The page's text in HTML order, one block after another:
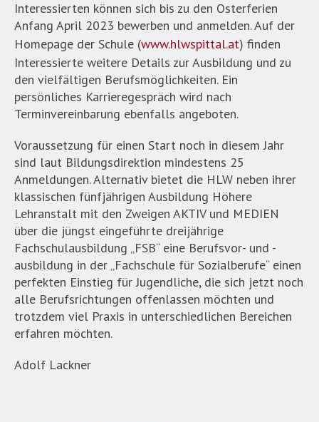
Interessierten können sich bis zu den Osterferien
Anfang April 2023 bewerben und anmelden. Auf der
Homepage der Schule (www.hlwspittal.at) finden
Interessierte weitere Details zur Ausbildung und zu
den vielfältigen Berufsmöglichkeiten. Ein
persönliches Karrieregespräch wird nach
Terminvereinbarung ebenfalls angeboten.
Voraussetzung für einen Start noch in diesem Jahr
sind laut Bildungsdirektion mindestens 25
Anmeldungen. Alternativ bietet die HLW neben ihrer
klassischen fünfjährigen Ausbildung Höhere
Lehranstalt mit den Zweigen AKTIV und MEDIEN
über die jüngst eingeführte dreijährige
Fachschulausbildung „FSB“ eine Berufsvor- und -
ausbildung in der „Fachschule für Sozialberufe“ einen
perfekten Einstieg für Jugendliche, die sich jetzt noch
alle Berufsrichtungen offenlassen möchten und
trotzdem viel Praxis in unterschiedlichen Bereichen
erfahren möchten.
Adolf Lackner